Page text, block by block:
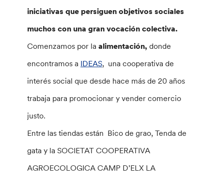
iniciativas que persiguen objetivos sociales
muchos con una gran vocación colectiva.
Comenzamos por laalimentación, donde
encontramos a IDEAS, una cooperativa de
interés social que desde hace más de 20 años
trabaja para promocionar y vender comercio
justo.
Entre las tiendas están Bico de grao, Tenda de
gata y la SOCIETAT COOPERATIVA
AGROECOLOGICA CAMP D’ELX LA